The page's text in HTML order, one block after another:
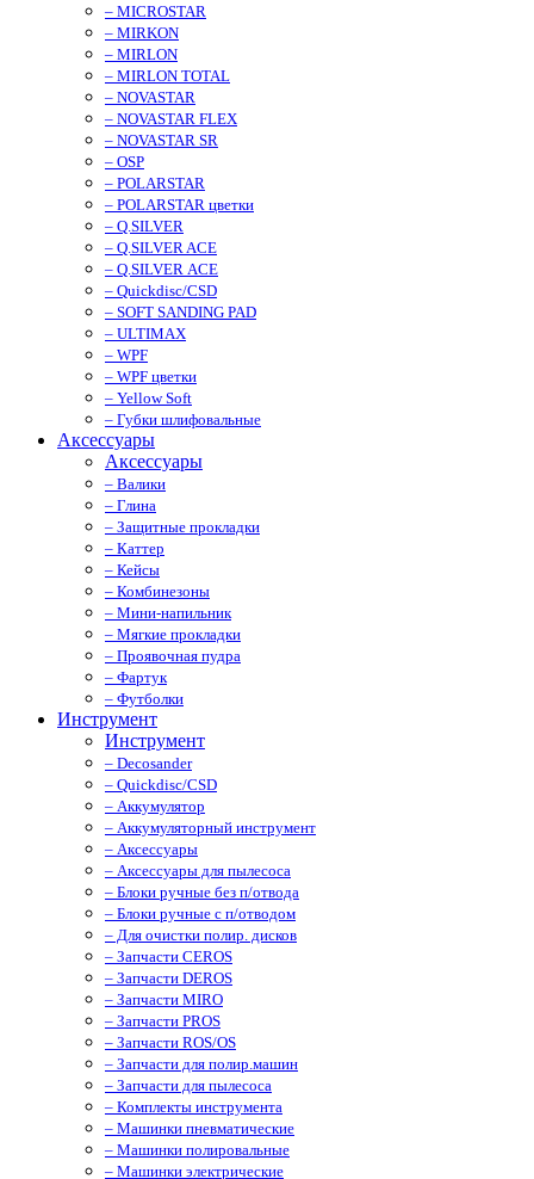
– MICROSTAR
– MIRKON
– MIRLON
– MIRLON TOTAL
– NOVASTAR
– NOVASTAR FLEX
– NOVASTAR SR
– OSP
– POLARSTAR
– POLARSTAR цветки
– Q.SILVER
– Q.SILVER ACE
– Q.SILVER ACE
– Quickdisc/CSD
– SOFT SANDING PAD
– ULTIMAX
– WPF
– WPF цветки
– Yellow Soft
– Губки шлифовальные
Аксессуары
Аксессуары
– Валики
– Глина
– Защитные прокладки
– Каттер
– Кейсы
– Комбинезоны
– Мини-напильник
– Мягкие прокладки
– Проявочная пудра
– Фартук
– Футболки
Инструмент
Инструмент
– Decosander
– Quickdisc/CSD
– Аккумулятор
– Аккумуляторный инструмент
– Аксессуары
– Аксессуары для пылесоса
– Блоки ручные без п/отвода
– Блоки ручные с п/отводом
– Для очистки полир. дисков
– Запчасти CEROS
– Запчасти DEROS
– Запчасти MIRO
– Запчасти PROS
– Запчасти ROS/OS
– Запчасти для полир.машин
– Запчасти для пылесоса
– Комплекты инструмента
– Машинки пневматические
– Машинки полировальные
– Машинки электрические